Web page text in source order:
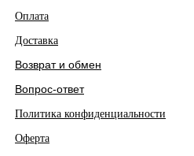
Оплата
Доставка
Возврат и обмен
Вопрос-ответ
Политика конфиденциальности
Оферта